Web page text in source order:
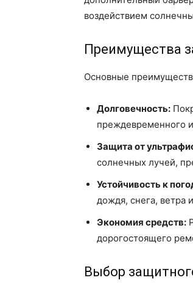
воздействием
Преимущества
Основные
Долговечность:
преждевременного
Защита от
солнечных лучей,
Устойчивость к
дождя, снега, ветра
Экономия средств:
дорогостоящего
Выбор